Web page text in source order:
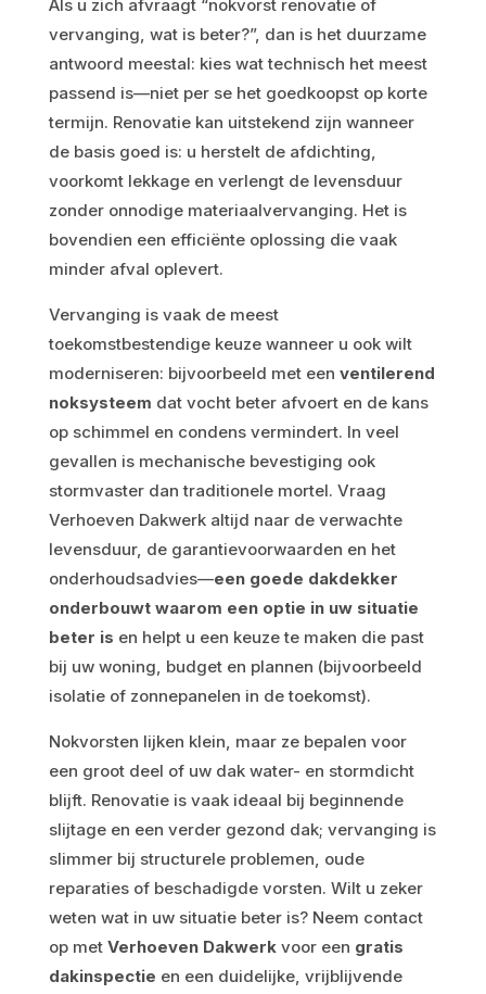
Als u zich afvraagt “nokvorst renovatie of
vervanging, wat is beter?”, dan is het duurzame
antwoord meestal: kies wat technisch het meest
passend is—niet per se het goedkoopst op korte
termijn. Renovatie kan uitstekend zijn wanneer
de basis goed is: u herstelt de afdichting,
voorkomt lekkage en verlengt de levensduur
zonder onnodige materiaalvervanging. Het is
bovendien een efficiënte oplossing die vaak
minder afval oplevert.
Vervanging is vaak de meest
toekomstbestendige keuze wanneer u ook wilt
moderniseren: bijvoorbeeld met een ventilerend
noksysteem dat vocht beter afvoert en de kans
op schimmel en condens vermindert. In veel
gevallen is mechanische bevestiging ook
stormvaster dan traditionele mortel. Vraag
Verhoeven Dakwerk altijd naar de verwachte
levensduur, de garantievoorwaarden en het
onderhoudsadvies—een goede dakdekker
onderbouwt waarom een optie in uw situatie
beter is en helpt u een keuze te maken die past
bij uw woning, budget en plannen (bijvoorbeeld
isolatie of zonnepanelen in de toekomst).
Nokvorsten lijken klein, maar ze bepalen voor
een groot deel of uw dak water- en stormdicht
blijft. Renovatie is vaak ideaal bij beginnende
slijtage en een verder gezond dak; vervanging is
slimmer bij structurele problemen, oude
reparaties of beschadigde vorsten. Wilt u zeker
weten wat in uw situatie beter is? Neem contact
op met Verhoeven Dakwerkvoor een gratis
dakinspectie en een duidelijke, vrijblijvende